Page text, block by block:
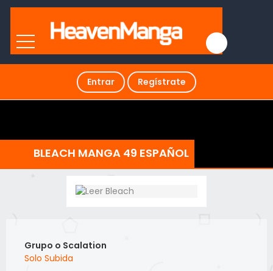
Entrar Regístrate
BLEACH MANGA 49 ESPAÑOL
Grupo o Scalation
Solo Subida